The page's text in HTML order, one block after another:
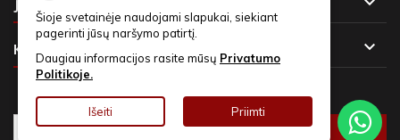
JŪSŲ PASKYRA
KONTAKTAI 
Šioje svetainėje naudojami slapukai, siekiant
pagerinti jūsų naršymo patirtį.
Daugiau informacijos rasite mūsų Privatumo
Politikoje.
Išeiti Priimti
NAUJIENLAIŠKIAI